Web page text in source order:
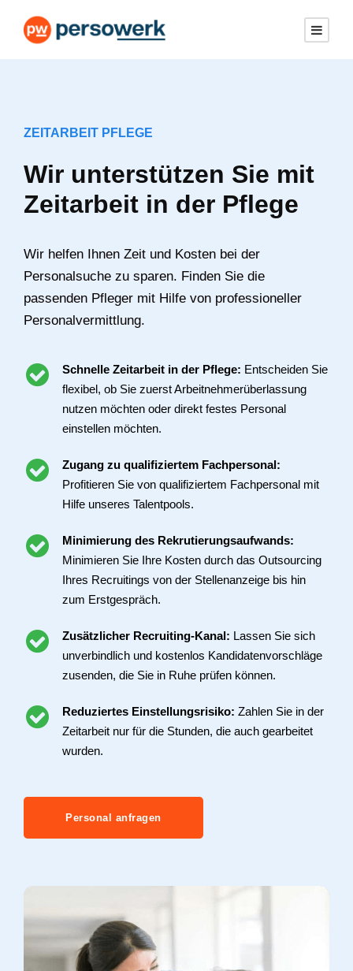
ZEITARBEIT PFLEGE
Wir unterstützen Sie mit
Zeitarbeit in der Pflege
Wir helfen Ihnen Zeit und Kosten bei der
Personalsuche zu sparen. Finden Sie die
passenden Pfleger mit Hilfe von professioneller
Personalvermittlung.
Schnelle Zeitarbeit in der Pflege: Entscheiden Sie
flexibel, ob Sie zuerst Arbeitnehmerüberlassung
nutzen möchten oder direkt festes Personal
einstellen möchten.
Zugang zu qualifiziertem Fachpersonal:
Profitieren Sie von qualifiziertem Fachpersonal mit
Hilfe unseres Talentpools.
Minimierung des Rekrutierungsaufwands:
Minimieren Sie Ihre Kosten durch das Outsourcing
Ihres Recruitings von der Stellenanzeige bis hin
zum Erstgespräch.
Zusätzlicher Recruiting-Kanal: Lassen Sie sich
unverbindlich und kostenlos Kandidatenvorschläge
zusenden, die Sie in Ruhe prüfen können.
Reduziertes Einstellungsrisiko: Zahlen Sie in der
Zeitarbeit nur für die Stunden, die auch gearbeitet
wurden.
Personal anfragen